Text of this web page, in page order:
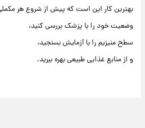
بهترین کار این است که پیش از شروع هر مکملی:
وضعیت خود را با پزشک بررسی کنید،
سطح منیزیم را با آزمایش بسنجید،
و از منابع غذایی طبیعی بهره ببرید.